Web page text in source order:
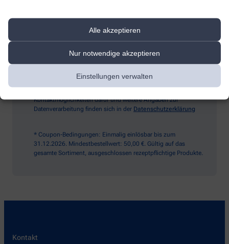
Alle akzeptieren
Nur notwendige akzeptieren
Einstellungen verwalten
Ich möchte den im Namen meiner Apotheke versandten News-
Service abonnieren, der von der Alliance Healthcare Deutschland
meine E-Mail-Adresse zum Versand des News-Service
verarbeitet. AHD setzt für den Versand und die Analyse des
Newsletters den Dienstleister Emarsys ein. Die Einwilligung
kann jederzeit für die Zukunft widerrufen werden (z.B. über den
Kontaktmöglichkeiten dafür und weitere Angaben zur
Datenverarbeitung finden sich in der Datenschutzerklärung
* Coupon-Bedingungen: Einmalig einlösbar bis zum
31.12.2026. Mindestbestellwert: 50,00 €. Gültig auf das
gesamte Sortiment, ausgeschlossen rezeptpflichtige Produkte.
Kontakt